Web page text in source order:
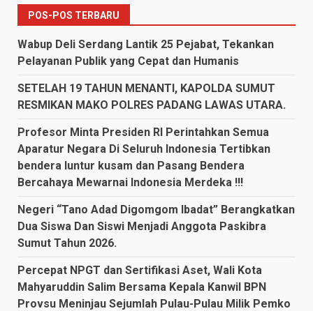
POS-POS TERBARU
Wabup Deli Serdang Lantik 25 Pejabat, Tekankan
Pelayanan Publik yang Cepat dan Humanis
SETELAH 19 TAHUN MENANTI, KAPOLDA SUMUT
RESMIKAN MAKO POLRES PADANG LAWAS UTARA.
Profesor Minta Presiden RI Perintahkan Semua
Aparatur Negara Di Seluruh Indonesia Tertibkan
bendera luntur kusam dan Pasang Bendera
Bercahaya Mewarnai Indonesia Merdeka !!!
Negeri “Tano Adad Digomgom Ibadat” Berangkatkan
Dua Siswa Dan Siswi Menjadi Anggota Paskibra
Sumut Tahun 2026.
Percepat NPGT dan Sertifikasi Aset, Wali Kota
Mahyaruddin Salim Bersama Kepala Kanwil BPN
Provsu Meninjau Sejumlah Pulau-Pulau Milik Pemko